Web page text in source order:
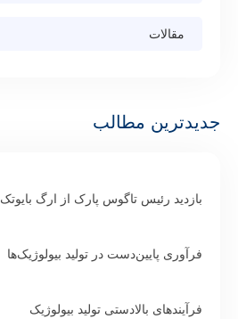
مقالات
جدیدترین مطالب
بازدید رئیس تاگوس پارک از ارگ بایوتک
فرآوری پایین‌دست در تولید بیولوژیک‌ها
فرآیندهای بالادستی تولید بیولوژیک